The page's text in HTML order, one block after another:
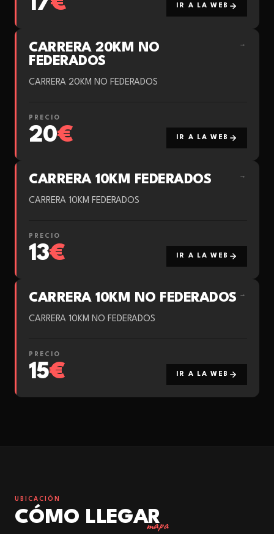
IR A LA WEB
CARRERA 20KM NO
FEDERADOS
→
CARRERA 20KM NO FEDERADOS
PRECIO
20€ IR A LA WEB
CARRERA 10KM FEDERADOS →
CARRERA 10KM FEDERADOS
PRECIO
13€ IR A LA WEB
CARRERA 10KM NO FEDERADOS →
CARRERA 10KM NO FEDERADOS
PRECIO
15€ IR A LA WEB
UBICACIÓN
CÓMO LLEGAR
mapa